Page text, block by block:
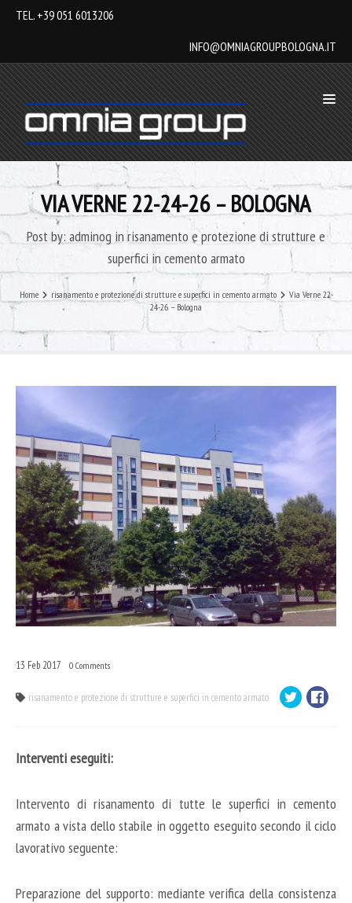
TEL. +39 051 6013206
INFO@OMNIAGROUPBOLOGNA.IT
VIA VERNE 22-24-26 – BOLOGNA
Post by: adminog inrisanamento e protezione di strutture e
superfici in cemento armato
Home risanamento e protezione di strutture e superfici in cemento armato
Via Verne 22-
24-26 – Bologna
13 Feb 2017 0 Comments
risanamento e protezione di strutture e superfici in cemento armato
Interventi eseguiti:
Intervento di risanamento di tutte le superfici in cemento
armato a vista dello stabile in oggetto eseguito secondo il ciclo
lavorativo seguente:
Preparazione del supporto: mediante verifica della consistenza